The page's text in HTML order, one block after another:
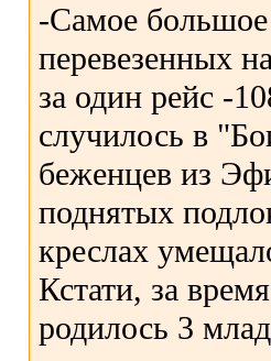
-Самое
перевезенных
за один рейс -
случилось в
беженцев из
поднятых
креслах
Кстати, за
родилось 3